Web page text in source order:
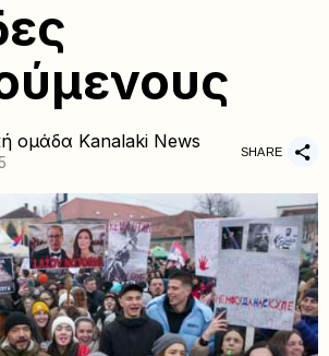
ομάδα Kanalaki News SHARE